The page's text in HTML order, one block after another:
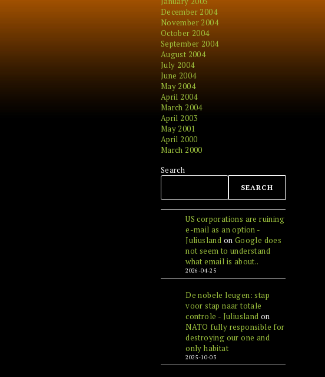
December 2004
November 2004
October 2004
September 2004
August 2004
July 2004
June 2004
May 2004
April 2004
March 2004
April 2003
May 2001
April 2000
March 2000
Search
SEARCH
US corporations are ruining
e-mail as an option -
Juliusland on Google does
not seem to understand
what email is about..
2026-04-25
De nobele leugen: stap
voor stap naar totale
controle - Juliusland on
NATO fully responsible for
destroying our one and
only habitat
2025-10-03